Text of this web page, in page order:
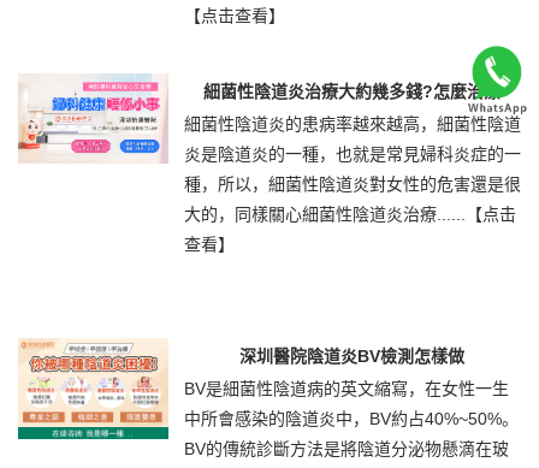
【点击查看】
細菌性陰道炎治療大約幾多錢?怎麼治療
細菌性陰道炎的患病率越來越高，細菌性陰道
炎是陰道炎的一種，也就是常見婦科炎症的一
種，所以，細菌性陰道炎對女性的危害還是很
大的，同樣關心細菌性陰道炎治療......
【点击
查看】
深圳醫院陰道炎BV檢測怎樣做
BV是細菌性陰道病的英文縮寫，在女性一生
中所會感染的陰道炎中，BV約占40%~50%。
BV的傳統診斷方法是將陰道分泌物懸滴在玻